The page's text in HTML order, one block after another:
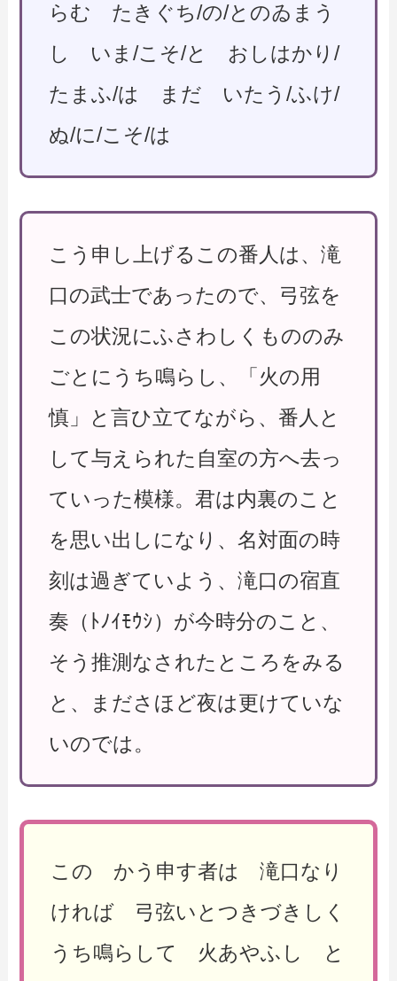
らむ たきぐち/の/とのゐまう
し いま/こそ/と おしはかり/
たまふ/は まだ いたう/ふけ/
ぬ/に/こそ/は
こう申し上げるこの番人は、滝
口の武士であったので、弓弦を
この状況にふさわしくもののみ
ごとにうち鳴らし、「火の用
慎」と言ひ立てながら、番人と
して与えられた自室の方へ去っ
ていった模様。君は内裏のこと
を思い出しになり、名対面の時
刻は過ぎていよう、滝口の宿直
奏（ﾄﾉｲﾓｳｼ）が今時分のこと、
そう推測なされたところをみる
と、まださほど夜は更けていな
いのでは。
この かう申す者は 滝口なり
ければ 弓弦いとつきづきしく
うち鳴らして 火あやふし と